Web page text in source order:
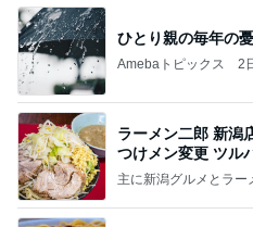
ひとり親の毎年の
Amebaトピックス 2
ラーメン二郎 新潟
つけメン変更 ツル
主に新潟グルメとラー